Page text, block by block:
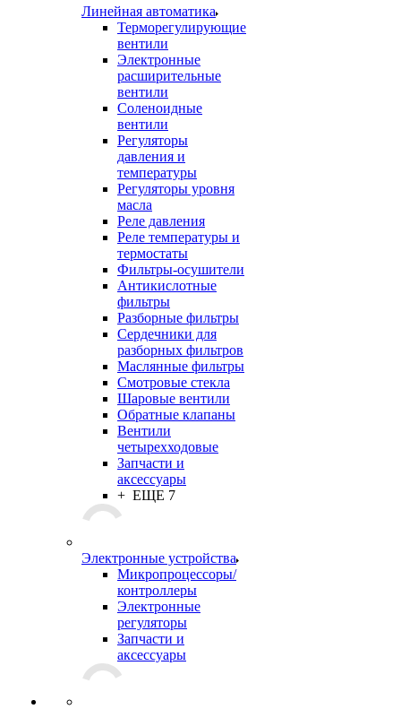
Линейная автоматика
Терморегулирующие
вентили
Электронные
расширительные
вентили
Соленоидные
вентили
Регуляторы
давления и
температуры
Регуляторы уровня
масла
Реле давления
Реле температуры и
термостаты
Фильтры-осушители
Антикислотные
фильтры
Разборные фильтры
Сердечники для
разборных фильтров
Маслянные фильтры
Смотровые стекла
Шаровые вентили
Обратные клапаны
Вентили
четырехходовые
Запчасти и
аксессуары
+ ЕЩЕ 7
Электронные устройства
Микропроцессоры/
контроллеры
Электронные
регуляторы
Запчасти и
аксессуары